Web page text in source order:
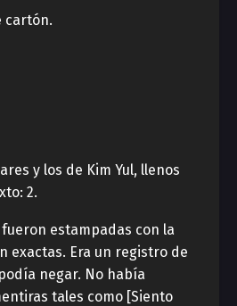
cartón.
y los de Kim Yul, llenos
2.
estampadas con la
exactas. Era un registro de
negar. No había
tales como [Siento